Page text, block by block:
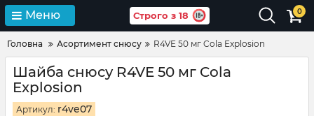
Меню Строго з 18 0
Головна Асортимент снюсу R4VE 50 мг Cola Explosion
Шайба снюсу R4VE 50 мг Cola
Explosion
Артикул: r4ve07